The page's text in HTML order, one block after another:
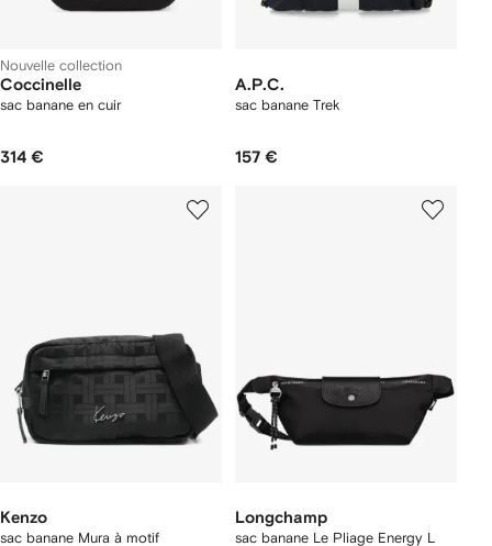
Nouvelle collection
Coccinelle
sac banane en cuir
314 €
A.P.C.
sac banane Trek
157 €
Kenzo
sac banane Mura à motif
Longchamp
sac banane Le Pliage Energy L